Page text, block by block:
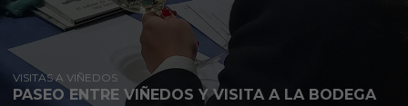
VISITAS A VIÑEDOS
PASEO ENTRE VIÑEDOS Y VISITA A LA BODEGA